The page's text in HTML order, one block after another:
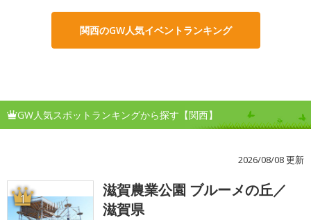
関西のGW人気イベントランキング
GW人気スポットランキングから探す【関西】
2026/08/08 更新
1
滋賀農業公園 ブルーメの丘／
滋賀県